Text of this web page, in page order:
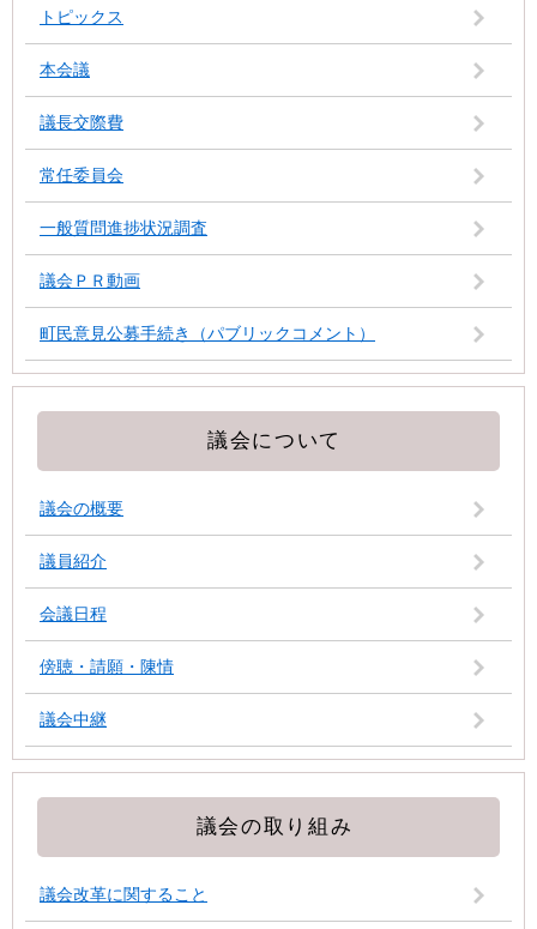
トピックス
本会議
議長交際費
常任委員会
一般質問進捗状況調査
議会ＰＲ動画
町民意見公募手続き（パブリックコメント）
議会について
議会の概要
議員紹介
会議日程
傍聴・請願・陳情
議会中継
議会の取り組み
議会改革に関すること